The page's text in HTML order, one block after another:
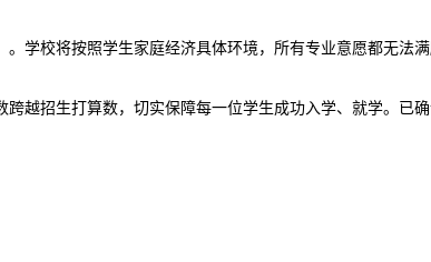
校将按照学生家庭经济具体环境，所有专业意愿都无法
招生打算数，切实保障每一位学生成功入学、就学。已